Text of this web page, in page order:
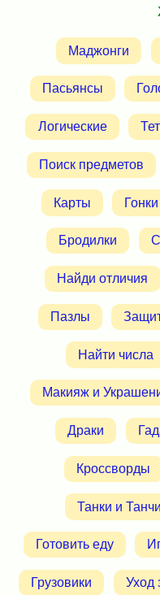
Маджонги
Пасьянсы
Логические
Поиск предметов
Карты Гонки
Бродилки
Найди отличия
Пазлы
Найти числа
Макияж и
Драки
Кроссворды
Танки и
Готовить еду
Грузовики Уход